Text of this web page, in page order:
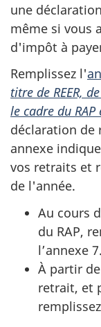
une
même si vous
d'impôt à
Remplissez l'
titre de REER,
le cadre du RAP
déclaration de
annexe
vos retraits et
de l'année.
Au cours
du RAP,
l’annexe 7.
À partir
retrait, et